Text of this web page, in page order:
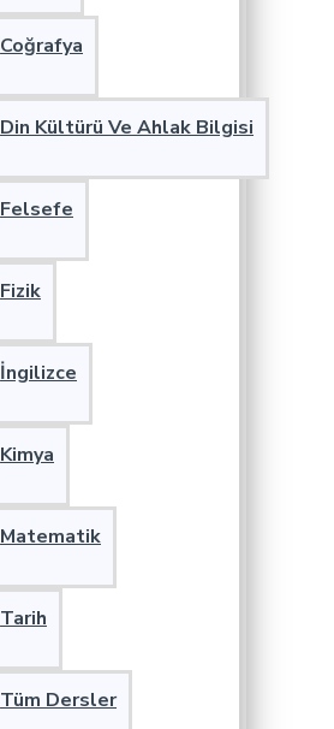
Coğrafya
Din Kültürü Ve Ahlak Bilgisi
Felsefe
Fizik
İngilizce
Kimya
Matematik
Tarih
Tüm Dersler